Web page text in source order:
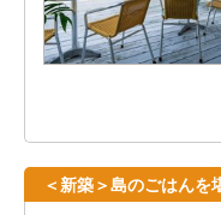
＜新築＞島のごはん